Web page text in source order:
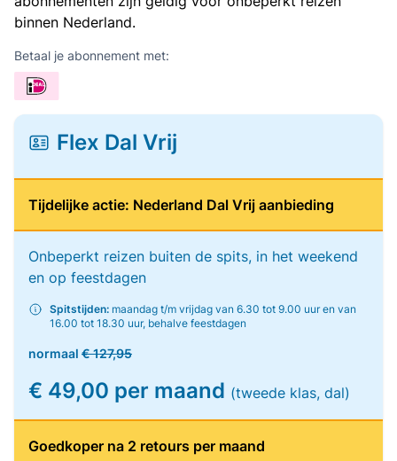
binnen Nederland.
Betaal je abonnement met:
Flex Dal Vrij
Tijdelijke actie: Nederland Dal Vrij aanbieding
Onbeperkt reizen buiten de spits, in het weekend
en op feestdagen
Spitstijden: maandag t/m vrijdag van 6.30 tot 9.00 uur en van
16.00 tot 18.30 uur, behalve feestdagen
normaal € 127,95
€ 49,00 per maand (tweede klas, dal)
Goedkoper na 2 retours per maand